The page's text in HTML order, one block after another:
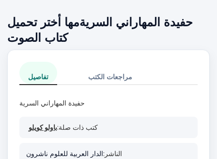
حفيدة المهاراني السريةمها أختر تحميل
كتاب الصوت
تفاصيل مراجعات الكتب
حفيدة المهاراني السرية
كتب ذات صلة:باولو كويلو
الناشر:الدار العربية للعلوم ناشرون